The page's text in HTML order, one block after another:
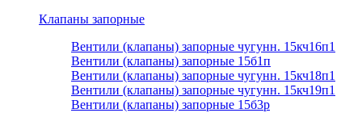
Клапаны запорные
Вентили (клапаны) запорные чугунн. 15кч16п1
Вентили (клапаны) запорные 15б1п
Вентили (клапаны) запорные чугунн. 15кч18п1
Вентили (клапаны) запорные чугунн. 15кч19п1
Вентили (клапаны) запорные 15б3р